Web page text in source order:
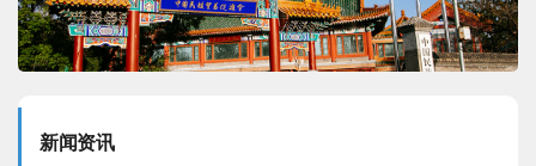
新闻资讯